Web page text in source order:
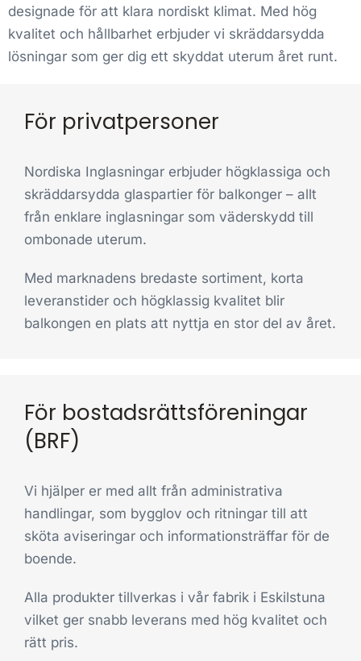
designade för att klara nordiskt klimat. Med hög
kvalitet och hållbarhet erbjuder vi skräddarsydda
lösningar som ger dig ett skyddat uterum året runt.
För privatpersoner
Nordiska Inglasningar erbjuder högklassiga och
skräddarsydda glaspartier för balkonger – allt
från enklare inglasningar som väderskydd till
ombonade uterum.
Med marknadens bredaste sortiment, korta
leveranstider och högklassig kvalitet blir
balkongen en plats att nyttja en stor del av året.
För bostadsrättsföreningar
(BRF)
Vi hjälper er med allt från administrativa
handlingar, som bygglov och ritningar till att
sköta aviseringar och informationsträffar för de
boende.
Alla produkter tillverkas i vår fabrik i Eskilstuna
vilket ger snabb leverans med hög kvalitet och
rätt pris.